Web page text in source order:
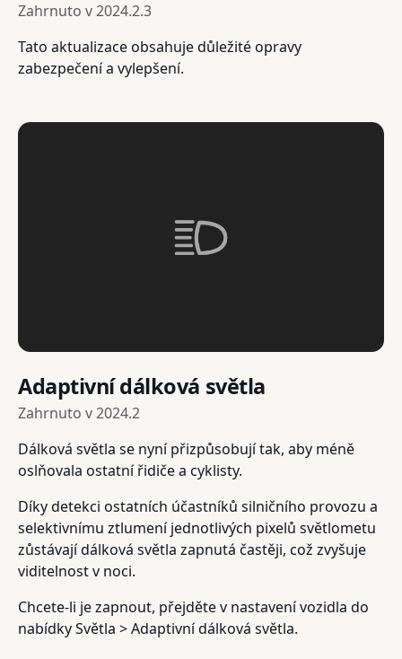
Zahrnuto v2024.2.3
Tato aktualizace obsahuje důležité opravy
zabezpečení a vylepšení.
Adaptivní dálková světla
Zahrnuto v2024.2
Dálková světla se nyní přizpůsobují tak, aby méně
oslňovala ostatní řidiče a cyklisty.
Díky detekci ostatních účastníků silničního provozu a
selektivnímu ztlumení jednotlivých pixelů světlometu
zůstávají dálková světla zapnutá častěji, což zvyšuje
viditelnost v noci.
Chcete-li je zapnout, přejděte v nastavení vozidla do
nabídky Světla > Adaptivní dálková světla.